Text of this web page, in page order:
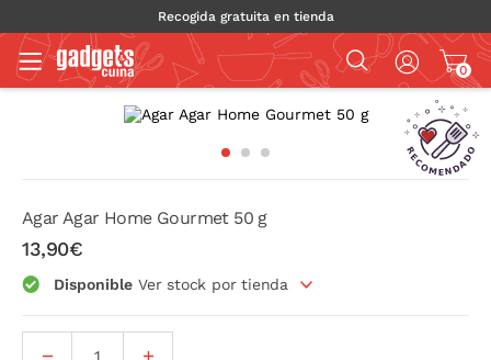
Recogida gratuita en tienda
0
Agar Agar Home Gourmet 50 g
13,90€
Disponible Ver stock por tienda